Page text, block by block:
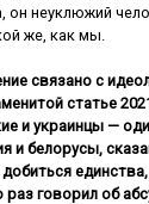
неуклюжий
же, как мы.
связано с
статье
и украинцы —
и белорусы,
говорил об